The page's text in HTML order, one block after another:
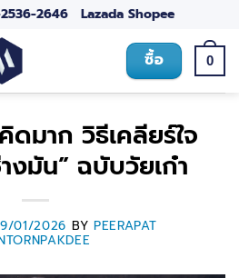
2646 Lazada Shopee
ซื้อ 0
มาก วิธีเคลียร์ใจ
งมัน” ฉบับวัยเก๋า
01/2026 BY PEERAPAT